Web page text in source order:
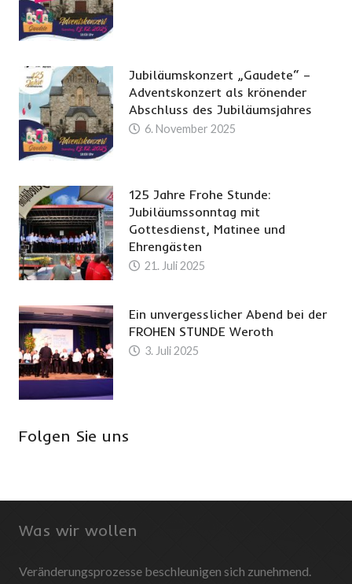
Jubiläumskonzert „Gaudete“ –
Adventskonzert als krönender
Abschluss des Jubiläumsjahres
6. November 2025
125 Jahre Frohe Stunde:
Jubiläumssonntag mit
Gottesdienst, Matinee und
Ehrengästen
21. Juli 2025
Ein unvergesslicher Abend bei der
FROHEN STUNDE Weroth
3. Juli 2025
Folgen Sie uns
Was wir wollen
Veränderungsprozesse beschleunigen sich zunehmend.